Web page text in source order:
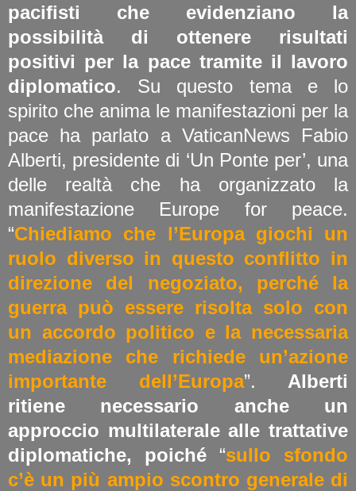
pacifisti che evidenziano la
possibilità di ottenere risultati
positivi per la pace tramite il lavoro
diplomatico. Su questo tema e lo
spirito che anima le manifestazioni per la
pace ha parlato a VaticanNews Fabio
Alberti, presidente di ‘Un Ponte per’, una
delle realtà che ha organizzato la
manifestazione Europe for peace.
“Chiediamo che l’Europa giochi un
ruolo diverso in questo conflitto in
direzione del negoziato, perché la
guerra può essere risolta solo con
un accordo politico e la necessaria
mediazione che richiede un’azione
importante dell’Europa”. Alberti
ritiene necessario anche un
approccio multilaterale alle trattative
diplomatiche, poiché “sullo sfondo
c’è un più ampio scontro generale di